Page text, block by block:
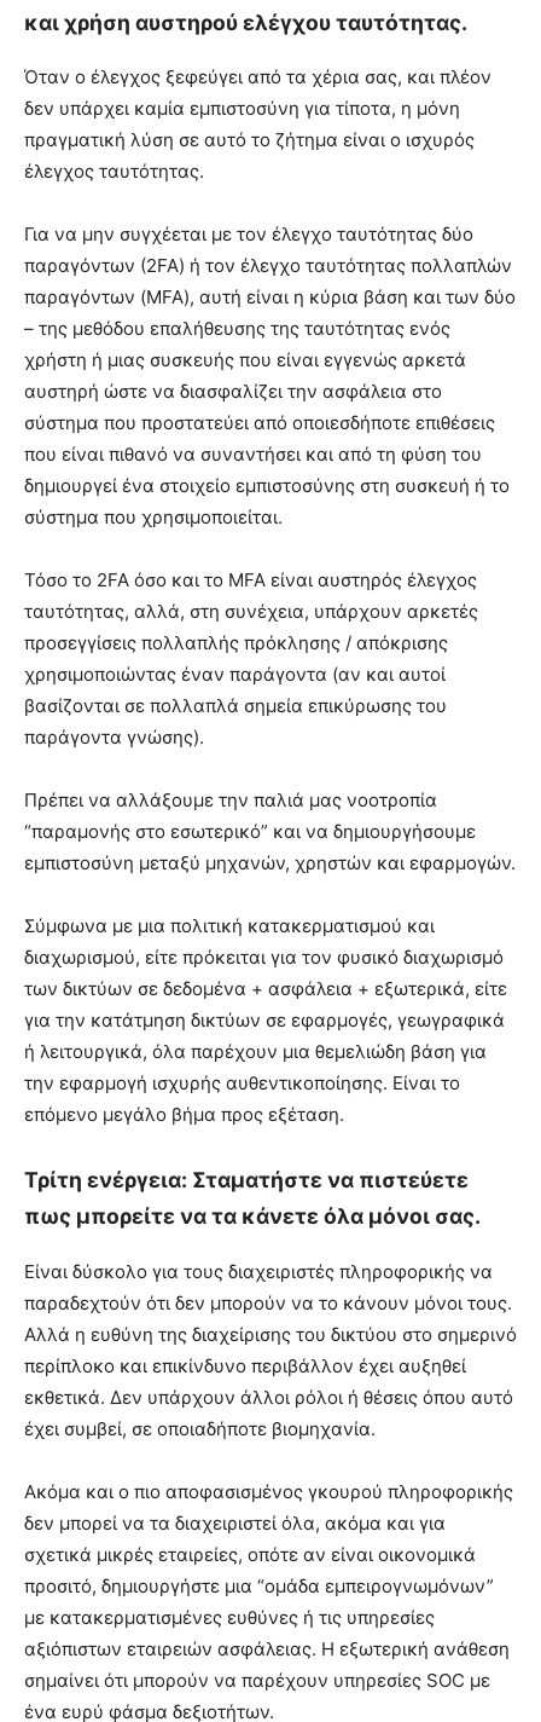
και χρήση αυστηρού ελέγχου ταυτότητας.
Όταν ο έλεγχος ξεφεύγει από τα χέρια σας, και πλέον
δεν υπάρχει καμία εμπιστοσύνη για τίποτα, η μόνη
πραγματική λύση σε αυτό το ζήτημα είναι ο ισχυρός
έλεγχος ταυτότητας.
Για να μην συγχέεται με τον έλεγχο ταυτότητας δύο
παραγόντων (2FA) ή τον έλεγχο ταυτότητας πολλαπλών
παραγόντων (MFA), αυτή είναι η κύρια βάση και των δύο
– της μεθόδου επαλήθευσης της ταυτότητας ενός
χρήστη ή μιας συσκευής που είναι εγγενώς αρκετά
αυστηρή ώστε να διασφαλίζει την ασφάλεια στο
σύστημα που προστατεύει από οποιεσδήποτε επιθέσεις
που είναι πιθανό να συναντήσει και από τη φύση του
δημιουργεί ένα στοιχείο εμπιστοσύνης στη συσκευή ή το
σύστημα που χρησιμοποιείται.
Τόσο το 2FA όσο και το MFA είναι αυστηρός έλεγχος
ταυτότητας, αλλά, στη συνέχεια, υπάρχουν αρκετές
προσεγγίσεις πολλαπλής πρόκλησης / απόκρισης
χρησιμοποιώντας έναν παράγοντα (αν και αυτοί
βασίζονται σε πολλαπλά σημεία επικύρωσης του
παράγοντα γνώσης).
Πρέπει να αλλάξουμε την παλιά μας νοοτροπία
“παραμονής στο εσωτερικό” και να δημιουργήσουμε
εμπιστοσύνη μεταξύ μηχανών, χρηστών και εφαρμογών.
Σύμφωνα με μια πολιτική κατακερματισμού και
διαχωρισμού, είτε πρόκειται για τον φυσικό διαχωρισμό
των δικτύων σε δεδομένα + ασφάλεια + εξωτερικά, είτε
για την κατάτμηση δικτύων σε εφαρμογές, γεωγραφικά
ή λειτουργικά, όλα παρέχουν μια θεμελιώδη βάση για
την εφαρμογή ισχυρής αυθεντικοποίησης. Είναι το
επόμενο μεγάλο βήμα προς εξέταση.
Τρίτη ενέργεια: Σταματήστε να πιστεύετε
πως μπορείτε να τα κάνετε όλα μόνοι σας.
Είναι δύσκολο για τους διαχειριστές πληροφορικής να
παραδεχτούν ότι δεν μπορούν να το κάνουν μόνοι τους.
Αλλά η ευθύνη της διαχείρισης του δικτύου στο σημερινό
περίπλοκο και επικίνδυνο περιβάλλον έχει αυξηθεί
εκθετικά. Δεν υπάρχουν άλλοι ρόλοι ή θέσεις όπου αυτό
έχει συμβεί, σε οποιαδήποτε βιομηχανία.
Ακόμα και ο πιο αποφασισμένος γκουρού πληροφορικής
δεν μπορεί να τα διαχειριστεί όλα, ακόμα και για
σχετικά μικρές εταιρείες, οπότε αν είναι οικονομικά
προσιτό, δημιουργήστε μια “ομάδα εμπειρογνωμόνων”
με κατακερματισμένες ευθύνες ή τις υπηρεσίες
αξιόπιστων εταιρειών ασφάλειας. Η εξωτερική ανάθεση
σημαίνει ότι μπορούν να παρέχουν υπηρεσίες SOC με
ένα ευρύ φάσμα δεξιοτήτων.